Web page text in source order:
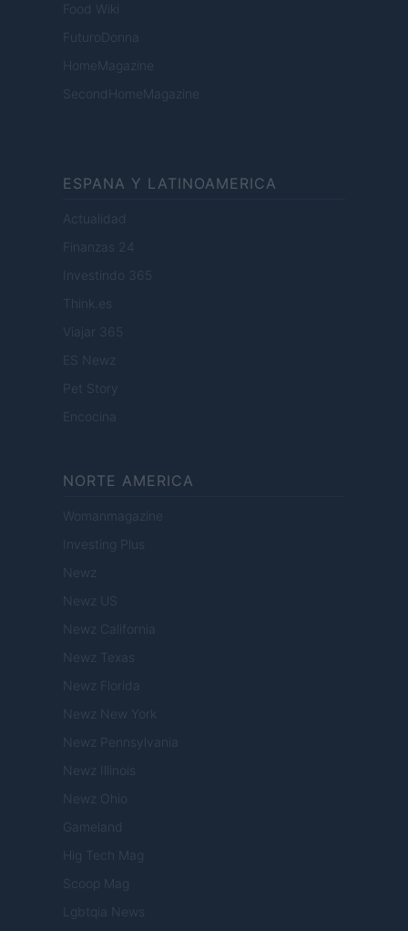
Food Wiki
FuturoDonna
HomeMagazine
SecondHomeMagazine
ESPANA Y LATINOAMERICA
Actualidad
Finanzas 24
Investindo 365
Think.es
Viajar 365
ES Newz
Pet Story
Encocina
NORTE AMERICA
Womanmagazine
Investing Plus
Newz
Newz US
Newz California
Newz Texas
Newz Florida
Newz New York
Newz Pennsylvania
Newz Illinois
Newz Ohio
Gameland
Hig Tech Mag
Scoop Mag
Lgbtqia News